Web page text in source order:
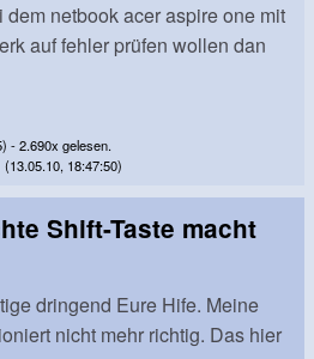
netbook acer aspire one mit
auf fehler prüfen wollen dan
- 2.690x gelesen.
18:47:50)
Shift-Taste macht
dringend Eure Hife. Meine
nicht mehr richtig. Das hier